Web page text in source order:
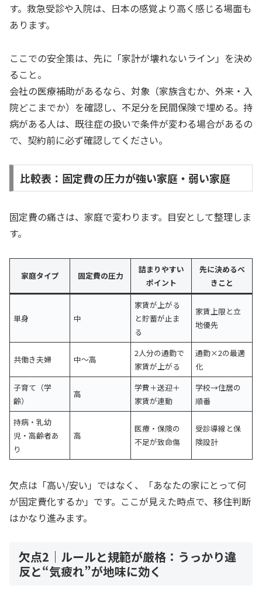
す。救急受診や入院は、日本の感覚より高く感じる場面も
あります。
ここでの安全策は、先に「家計が壊れないライン」を決め
ること。
会社の医療補助があるなら、対象（家族含むか、外来・入
院どこまでか）を確認し、不足分を民間保険で埋める。持
病がある人は、既往症の扱いで条件が変わる場合があるの
で、契約前に必ず確認してください。
比較表：固定費の圧力が強い家庭・弱い家庭
固定費の痛さは、家庭で変わります。目安として整理しま
す。
家庭タイプ 固定費の圧力
詰まりやすい
ポイント
先に決めるべ
きこと
単身 中
家賃が上がる
と貯蓄が止ま
る
家賃上限と立
地優先
共働き夫婦 中〜高
2人分の通勤で
家賃が上がる
通勤×2の最適
化
子育て（学
齢）
高
学費＋送迎＋
家賃が連動
学校→住居の
順番
持病・乳幼
児・高齢者あ
り
高
医療・保険の
不足が致命傷
受診導線と保
険設計
欠点は「高い/安い」ではなく、「あなたの家にとって何
が固定費化するか」です。ここが見えた時点で、移住判断
はかなり進みます。
欠点2｜ルールと規範が厳格：うっかり違
反と“気疲れ”が地味に効く